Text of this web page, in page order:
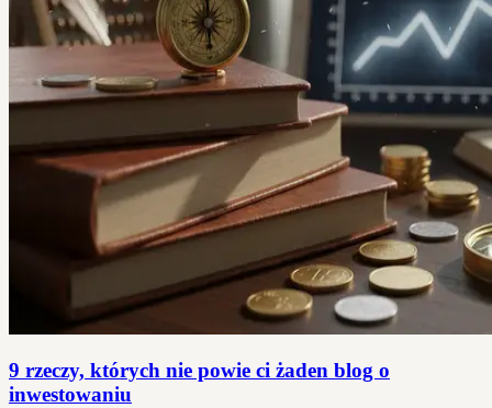
9 rzeczy, których nie powie ci żaden blog o
inwestowaniu